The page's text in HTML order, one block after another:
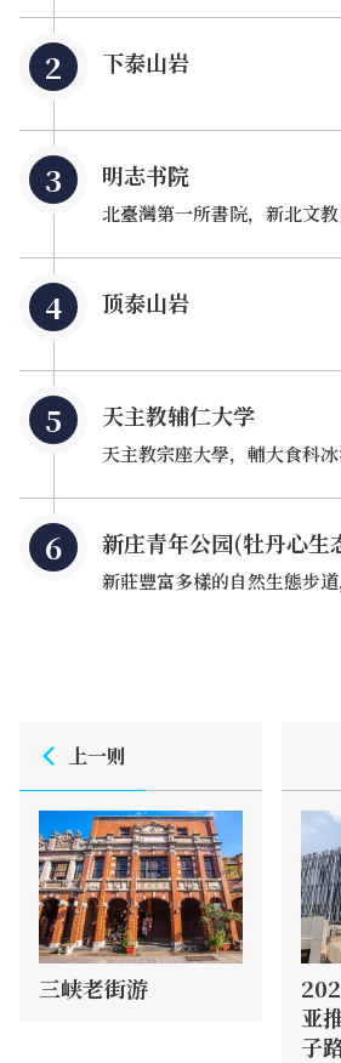
接着来到号称「北台首学」的明志
院，特别的是古人在书院前所建的焚
需珍惜知识，不用的纸或书本需焚化
再到顶泰山岩，宏大雄伟的庙宇，是
一。
而辅仁大学的经典建筑林立，所有建
下泰山岩
明志书院
北臺灣第一所書院，新北文
顶泰山岩
天主教辅仁大学
天主教宗座大學，輔大食科
新庄青年公园(牡丹心生
新莊豐富多樣的自然生態步
上一则
三峡老街游
亚
子